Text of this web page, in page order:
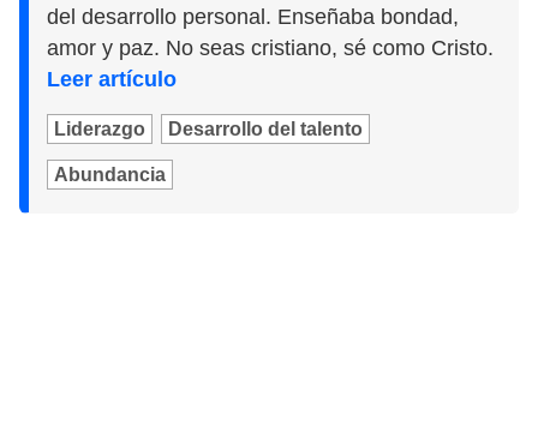
del desarrollo personal. Enseñaba bondad,
amor y paz. No seas cristiano, sé como Cristo.
Leer artículo
Liderazgo Desarrollo del talento
Abundancia